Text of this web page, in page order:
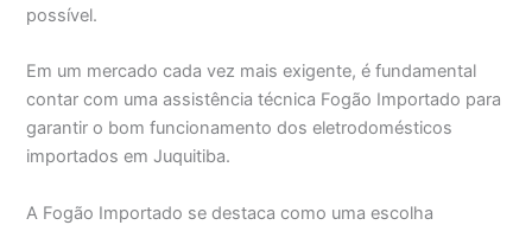
possível.
Em um mercado cada vez mais exigente, é fundamental
contar com uma assistência técnica Fogão Importado para
garantir o bom funcionamento dos eletrodomésticos
importados em Juquitiba.
A Fogão Importado se destaca como uma escolha